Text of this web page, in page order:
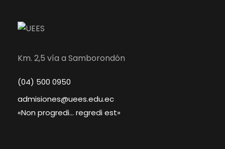
Km. 2,5 vía a Samborondón
(04) 500 0950
admisiones@uees.edu.ec
«Non progredi… regredi est»